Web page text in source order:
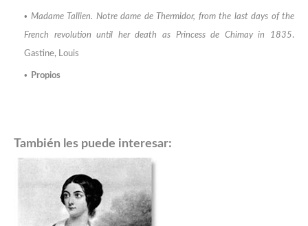
Madame Tallien. Notre dame de Thermidor, from the last days of the
French revolution until her death as Princess de Chimay in 1835.
Gastine, Louis
Propios
También les puede interesar: